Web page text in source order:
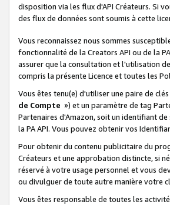
disposition via les flux d'API Créateurs. Si
des flux de données sont soumis à cette
Vous reconnaissez nous sommes
fonctionnalité de la Creators API ou de la
assurer que la consultation et l'utilisation
compris la présente Licence et toutes les
Vous êtes tenu(e) d'utiliser une paire de
de Compte ») et un paramètre de tag
Partenaires d'Amazon, soit un identifiant
la PA API. Vous pouvez obtenir vos
Pour obtenir du contenu publicitaire du
Créateurs et une approbation distincte, si
réservé à votre usage personnel et vous
ou divulguer de toute autre manière votre
Vous êtes responsable de toutes les